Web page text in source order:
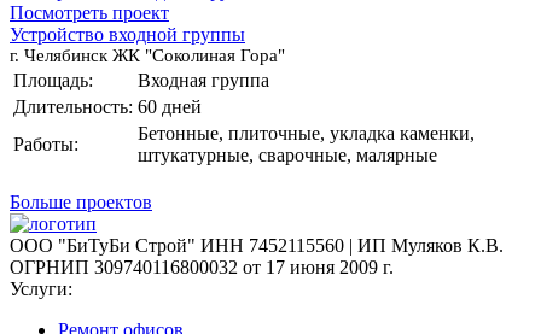
Посмотреть проект
Устройство входной группы
г. Челябинск ЖК "Соколиная Гора"
Площадь:
Входная группа
Длительность: 60 дней
Работы:
Бетонные, плиточные, укладка каменки,
штукатурные, сварочные, малярные
Больше проектов
ООО "БиТуБи Строй" ИНН 7452115560 | ИП Муляков К.В.
ОГРНИП 309740116800032 от 17 июня 2009 г.
Услуги:
Ремонт офисов